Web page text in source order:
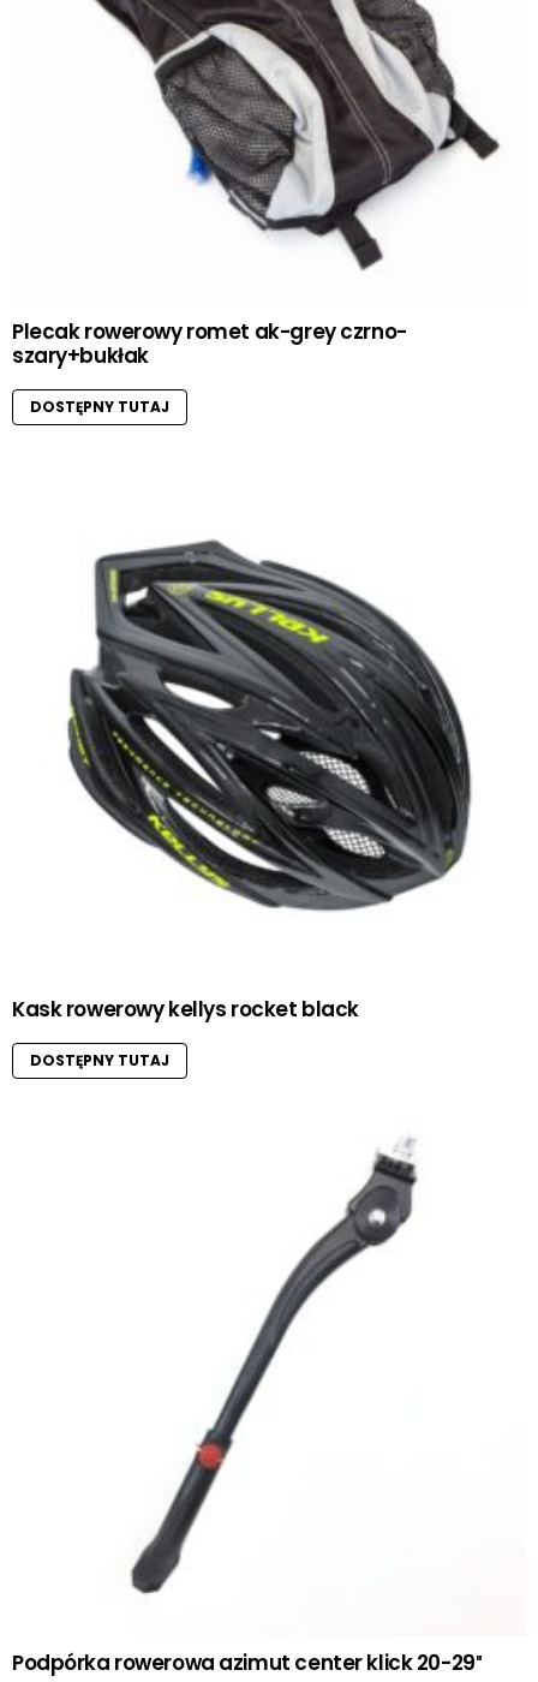
Plecak rowerowy romet ak-grey czrno-
szary+bukłak
DOSTĘPNY TUTAJ
Kask rowerowy kellys rocket black
DOSTĘPNY TUTAJ
Podpórka rowerowa azimut center klick 20-29″